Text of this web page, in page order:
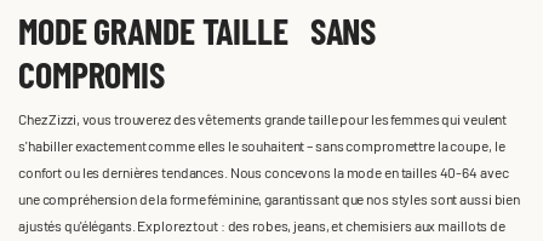
MODE GRANDE TAILLE SANS
COMPROMIS
Chez Zizzi, vous trouverez des vêtements grande taille pour les femmes qui veulent
s'habiller exactement comme elles le souhaitent – sans compromettre la coupe, le
confort ou les dernières tendances. Nous concevons la mode en tailles 40-64 avec
une compréhension de la forme féminine, garantissant que nos styles sont aussi bien
ajustés qu'élégants. Explorez tout : des robes, jeans, et chemisiers aux maillots de